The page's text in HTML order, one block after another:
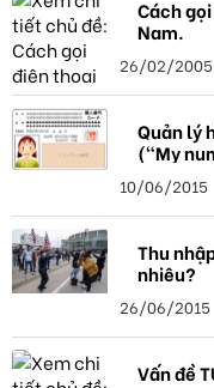
Cách
Nam.
26/02/2005
Quản lý
("My
10/06/2015
Thu
nhiêu?
26/06/2015
Vấn đề